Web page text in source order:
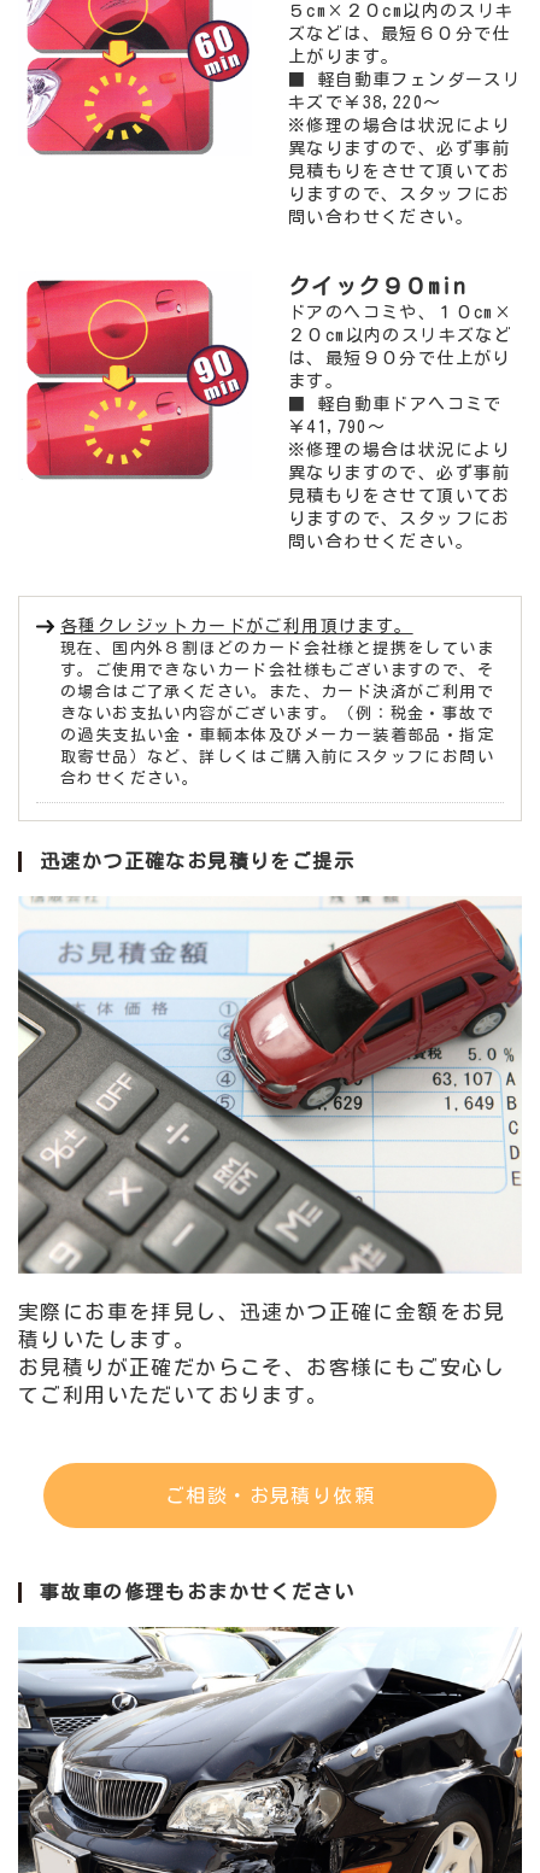
５cm×２０cm以内のスリキ
ズなどは、最短６０分で仕
上がります。
■ 軽自動車フェンダースリ
キズで￥38,220～
※修理の場合は状況により
異なりますので、必ず事前
見積もりをさせて頂いてお
りますので、スタッフにお
問い合わせください。
クイック９０min
ドアのヘコミや、１０cm×
２０cm以内のスリキズなど
は、最短９０分で仕上がり
ます。
■ 軽自動車ドアヘコミで
￥41,790～
※修理の場合は状況により
異なりますので、必ず事前
見積もりをさせて頂いてお
りますので、スタッフにお
問い合わせください。
各種クレジットカードがご利用頂けます。
現在、国内外８割ほどのカード会社様と提携をしていま
す。ご使用できないカード会社様もございますので、そ
の場合はご了承ください。また、カード決済がご利用で
きないお支払い内容がございます。（例：税金・事故で
の過失支払い金・車輌本体及びメーカー装着部品・指定
取寄せ品）など、詳しくはご購入前にスタッフにお問い
合わせください。
迅速かつ正確なお見積りをご提示
実際にお車を拝見し、迅速かつ正確に金額をお見
積りいたします。
お見積りが正確だからこそ、お客様にもご安心し
てご利用いただいております。
ご相談・お見積り依頼
事故車の修理もおまかせください